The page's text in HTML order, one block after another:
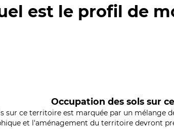
est le profil de
Occupation des sols sur
sur ce territoire est marquée par un mélange
et l'aménagement du territoire devront